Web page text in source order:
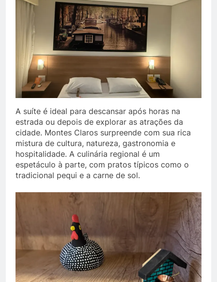
A suíte é ideal para descansar após horas na
estrada ou depois de explorar as atrações da
cidade. Montes Claros surpreende com sua rica
mistura de cultura, natureza, gastronomia e
hospitalidade. A culinária regional é um
espetáculo à parte, com pratos típicos como o
tradicional pequi e a carne de sol.